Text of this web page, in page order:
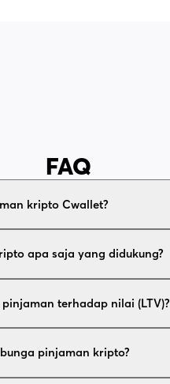
FAQ
kripto Cwallet?
apa saja yang didukung?
terhadap nilai (LTV)?
pinjaman kripto?